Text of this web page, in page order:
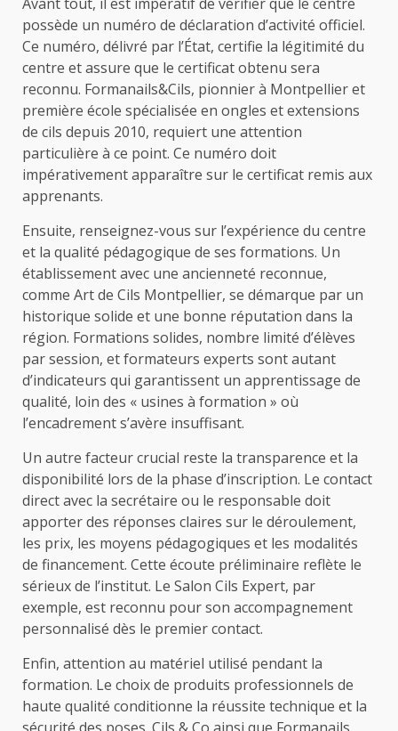
possède un numéro de déclaration d’activité officiel.
Ce numéro, délivré par l’État, certifie la légitimité du
centre et assure que le certificat obtenu sera
reconnu. Formanails&Cils, pionnier à Montpellier et
première école spécialisée en ongles et extensions
de cils depuis 2010, requiert une attention
particulière à ce point. Ce numéro doit
impérativement apparaître sur le certificat remis aux
apprenants.
Ensuite, renseignez-vous sur l’expérience du centre
et la qualité pédagogique de ses formations. Un
établissement avec une ancienneté reconnue,
comme Art de Cils Montpellier, se démarque par un
historique solide et une bonne réputation dans la
région. Formations solides, nombre limité d’élèves
par session, et formateurs experts sont autant
d’indicateurs qui garantissent un apprentissage de
qualité, loin des « usines à formation » où
l’encadrement s’avère insuffisant.
Un autre facteur crucial reste la transparence et la
disponibilité lors de la phase d’inscription. Le contact
direct avec la secrétaire ou le responsable doit
apporter des réponses claires sur le déroulement,
les prix, les moyens pédagogiques et les modalités
de financement. Cette écoute préliminaire reflète le
sérieux de l’institut. Le Salon Cils Expert, par
exemple, est reconnu pour son accompagnement
personnalisé dès le premier contact.
Enfin, attention au matériel utilisé pendant la
formation. Le choix de produits professionnels de
haute qualité conditionne la réussite technique et la
sécurité des poses. Cils & Co ainsi que Formanails